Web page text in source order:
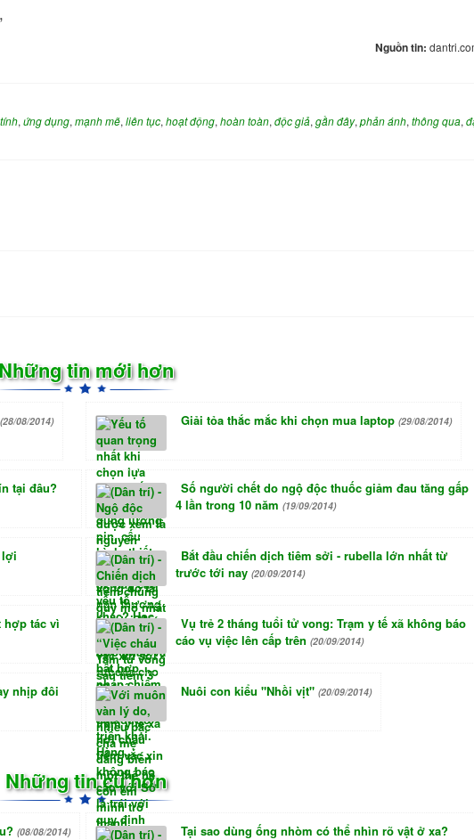
,
Nguồn tin:
, ứng dụng, mạnh mẽ, liên tục, hoạt động, hoàn toàn, độc giả, gần đây, phản ánh, thông qua,
Những tin mới hơn
(28/08/2014) Giải tỏa thắc mắc khi chọn mua laptop (29/08/2014)
tại đâu?
Số người chết do ngộ độc thuốc giảm đau tăng gấp
4 lần trong 10 năm (19/09/2014)
lợi
Bắt đầu chiến dịch tiêm sởi - rubella lớn nhất từ
trước tới nay (20/09/2014)
hợp tác vì
Vụ trẻ 2 tháng tuổi tử vong: Trạm y tế xã không báo
cáo vụ việc lên cấp trên (20/09/2014)
nhịp đôi
Nuôi con kiểu "Nhồi vịt" (20/09/2014)
Những tin cũ hơn
(08/08/2014) Tại sao dùng ống nhòm có thể nhìn rõ vật ở xa?